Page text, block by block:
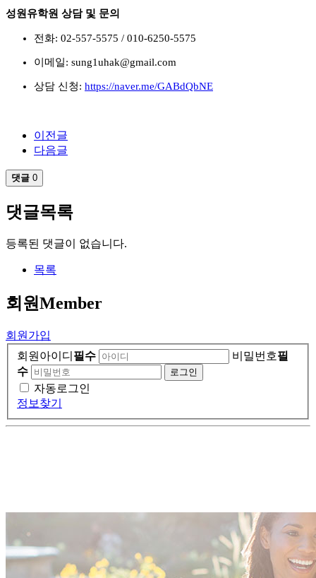
성원유학원 상담 및 문의
전화: 02-557-5575 / 010-6250-5575
이메일: sung1uhak@gmail.com
상담 신청: https://naver.me/GABdQbNE
이전글
다음글
댓글 0
댓글목록
등록된 댓글이 없습니다.
목록
회원Member
회원가입
회원아이디 필수 비밀번호필
수
자동로그인
정보찾기